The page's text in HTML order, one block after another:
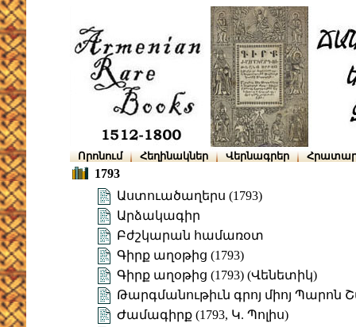
Որոնում Հեղինակներ Վերնագրեր
1793
Աստուածաղերս (1793)
Արձակագիր
Բժշկարան համառօտ
Գիրք աղօթից (1793)
Գիրք աղօթից (1793) (Վենետիկ)
Թարգմանութիւն գրոյ միոյ Պարոն
Ժամագիրք (1793, Կ. Պոլիս)